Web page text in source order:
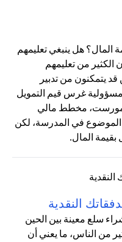
المال؟ هل ينبغي تعليمهم
من تعليمهم
يتمكنون من تدبير
مسؤولية غرس قيم التمويل
مخطط مالي
الموضوع في المدرسة، لكن
بقيمة المال.
النقدية
سلع معينة بين الحين
من الناس، ما يعني أن